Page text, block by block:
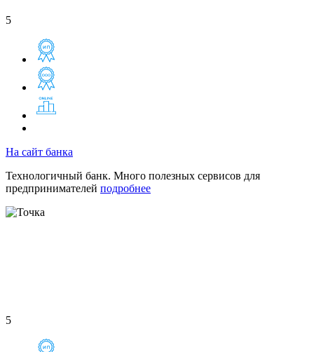
5
На сайт банка
Технологичный банк. Много полезных сервисов для
предпринимателей подробнее
5